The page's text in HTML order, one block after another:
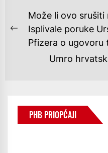
NAVIGACIJA
OBJAVA
Previous
post:
Može li ovo srušiti
Isplivale poruke
Pfizera o ugovoru
Umro
PHB PRIOPĆAJI